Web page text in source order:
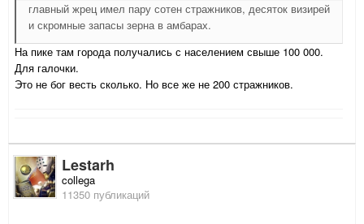
главный жрец имел пару сотен стражников, десяток визирей
и скромные запасы зерна в амбарах.
На пике там города получались с населением свыше 100 000.
Для галочки.
Это не бог весть сколько. Но все же не 200 стражников.
Lestarh
collega
11350 публикаций